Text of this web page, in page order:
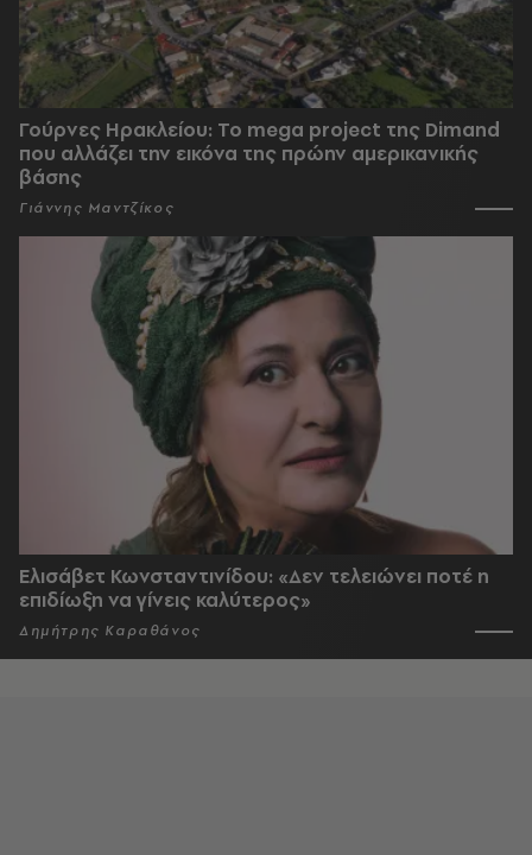
Γούρνες Ηρακλείου: To mega project της Dimand
που αλλάζει την εικόνα της πρώην αμερικανικής
βάσης
Γιάννης Μαντζίκος
Ελισάβετ Κωνσταντινίδου: «Δεν τελειώνει ποτέ η
επιδίωξη να γίνεις καλύτερος»
Δημήτρης Καραθάνος